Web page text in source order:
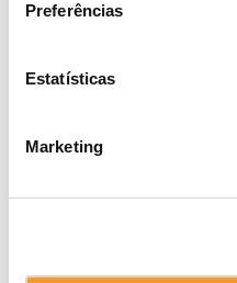
Preferências
Estatísticas
Marketing